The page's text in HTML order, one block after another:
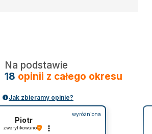
Na podstawie
18 opinii z całego okresu
Jak zbieramy opinie?
wyróżniona
Piotr
zweryfikowano